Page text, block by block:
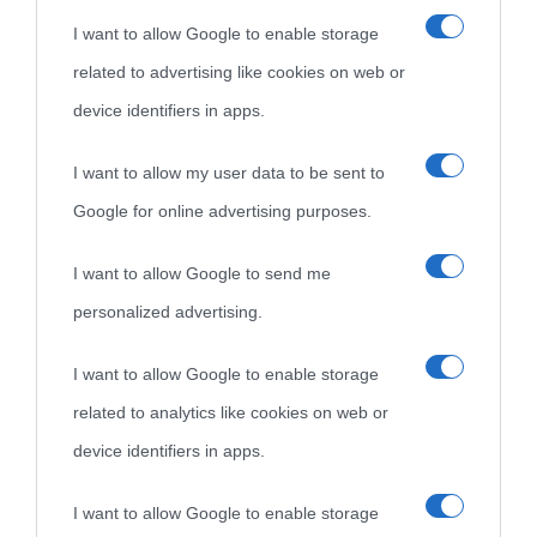
I want to allow Google to enable storage
related to advertising like cookies on web or
device identifiers in apps.
I want to allow my user data to be sent to
Google for online advertising purposes.
I want to allow Google to send me
personalized advertising.
I want to allow Google to enable storage
related to analytics like cookies on web or
device identifiers in apps.
I want to allow Google to enable storage
Cultura è un blog del sito Biografieonline © 2012-2025 •
come Affiliato Amazon il sito ricava commissioni sugli acquisti
nell'avversa.» (Aristotele -Frasi sulla cultura)